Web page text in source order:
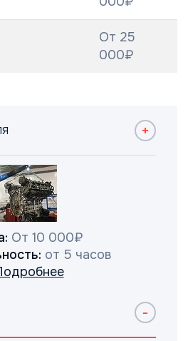
От 25
000₽
От 10 000₽
от 5 часов